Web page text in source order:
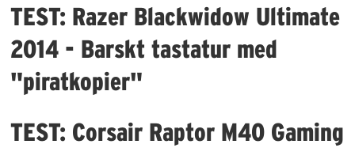
TEST: Razer Blackwidow Ultimate
2014 - Barskt tastatur med
"piratkopier"
TEST: Corsair Raptor M40 Gaming